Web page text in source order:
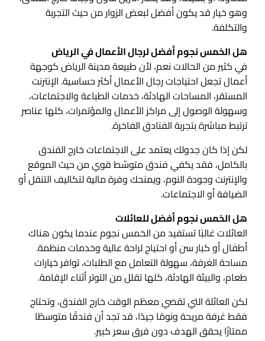
وهو خيار قد يكون أفضل لبعض الزوار من حيث التجربة
والتكلفة.
هل الخمس نجوم أفضل لرجال الأعمال في الرياض
في كثير من الحالات نعم، لأن طبيعة مدينة الرياض كوجهة
أعمال تجعل احتياجات رجال الأعمال أكثر حساسية. الإنترنت
المستقر، المساحات الهادئة، خدمات الطباعة والاجتماعات،
وسهولة الوصول إلى مراكز الأعمال والمؤتمرات، كلها عناصر
ترتبط مباشرة بتجربة الفنادق الفاخرة.
لكن إذا كان جدولك يعتمد على الاجتماعات خارج الفندق
بالكامل، فقد يكفي فندق متوسّط قوي من حيث الموقع
والإنترنت وجودة النوم، ويمنحك وفرة مالية لتكاليف التنقل أو
الضيافة أو الاجتماعات.
هل الخمس نجوم أفضل للعائلات
العائلات غالبًا تستفيد من الخمس نجوم عندما يكون هناك
أطفال أو كبار سن أو احتياج لراحة عالية وخدمات منظمة.
مساحة الغرفة، سهولة التعامل مع الطلبات، توافر خيارات
طعام، والبيئة الهادئة، كلها تقلل من التوتر أثناء الإقامة.
لكن العائلة التي تقضي معظم الوقت خارج الفندق، وتحتاج
فقط غرفة مريحة ونومًا جيدًا، قد تجد أن فندقًا متوسطًا
ممتازًا يحقق الهدف دون فرق سعر كبير.